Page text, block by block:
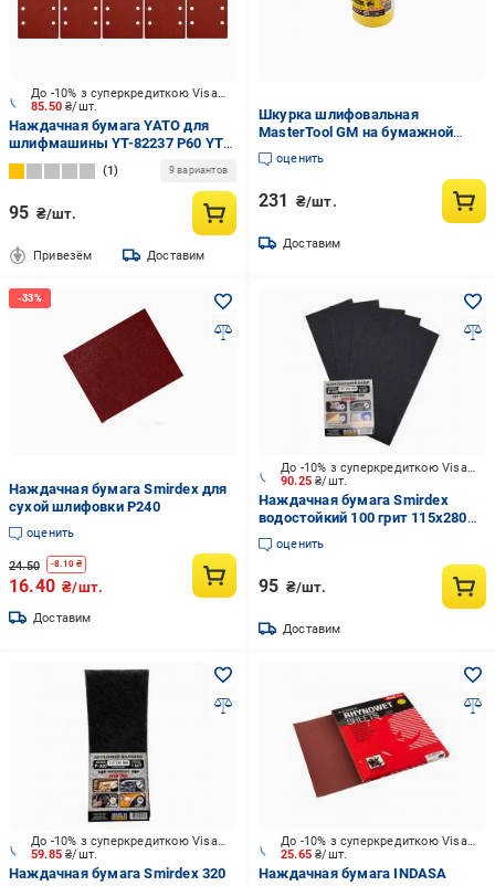
85.50₴/шт.
До -10% з суперкредиткою Visa Вигода
Наждачная бумага YATO для
шлифмашины YT-82237 P60 YT-
83801
1 9 вариантов
95 ₴/шт.
Привезём Доставим
Шкурка шлифовальная
MasterTool GM на бумажной
основе Р180 115 мм х 10 м (08-
2918)
оценить
231 ₴/шт.
Доставим
Наждачная бумага Smirdex для
сухой шлифовки P240
оценить
24.50 -8.10 ₴
16.40 ₴/шт.
Доставим
90.25₴/шт.
До -10% з суперкредиткою Visa Вигода
Наждачная бумага Smirdex
водостойкий 100 грит 115х280
мм 5 шт. VG-011
оценить
95 ₴/шт.
Доставим
59.85₴/шт.
До -10% з суперкредиткою Visa Вигода
Наждачная бумага Smirdex 320
25.65₴/шт.
До -10% з суперкредиткою Visa Вигода
Наждачная бумага INDASA